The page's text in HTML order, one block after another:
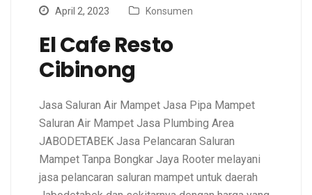
April 2, 2023
Konsumen
El Cafe Resto
Cibinong
Jasa Saluran Air Mampet Jasa Pipa Mampet
Saluran Air Mampet Jasa Plumbing Area
JABODETABEK Jasa Pelancaran Saluran
Mampet Tanpa Bongkar Jaya Rooter melayani
jasa pelancaran saluran mampet untuk daerah